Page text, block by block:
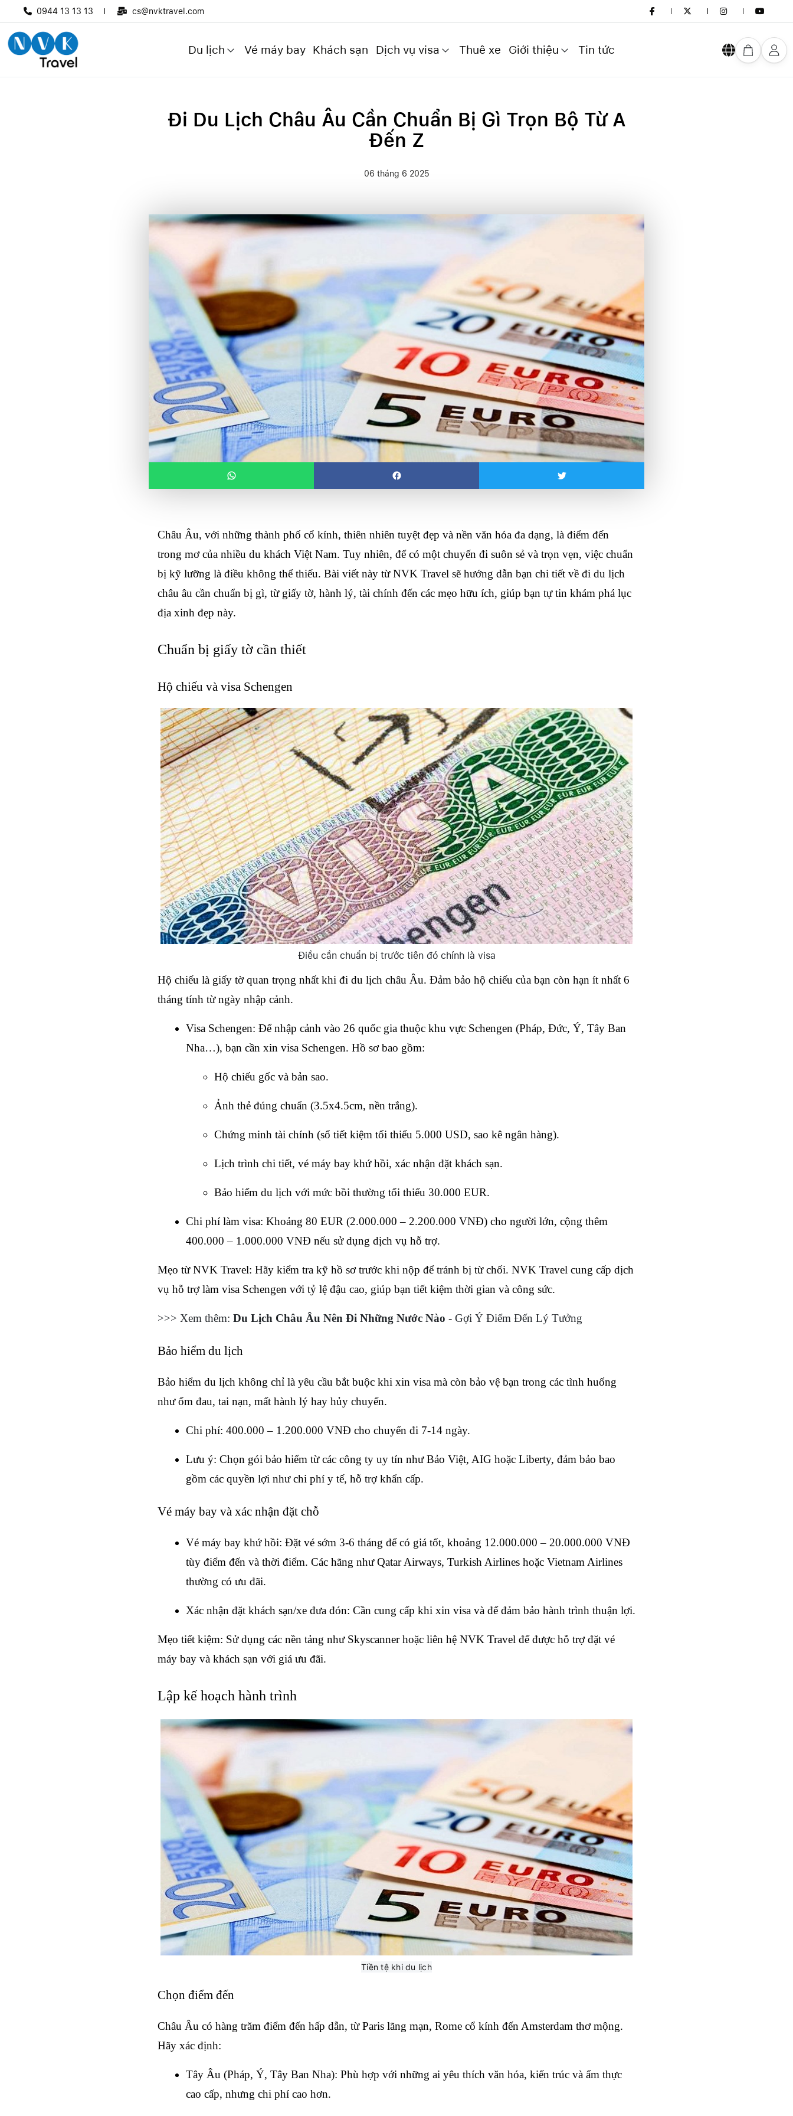
0944 13 13 13 cs@nvktravel.com
Du lịch Vé máy bay Khách sạn Dịch vụ visa Thuê xe Giới thiệu Tin tức
Đi Du Lịch Châu Âu Cần Chuẩn Bị Gì Trọn Bộ Từ A
Đến Z
06 tháng 6 2025
Châu Âu, với những thành phố cổ kính, thiên nhiên tuyệt đẹp và nền văn hóa đa dạng, là điểm đến
trong mơ của nhiều du khách Việt Nam. Tuy nhiên, để có một chuyến đi suôn sẻ và trọn vẹn, việc chuẩn
bị kỹ lưỡng là điều không thể thiếu. Bài viết này từ NVK Travel sẽ hướng dẫn bạn chi tiết về đi du lịch
châu âu cần chuẩn bị gì, từ giấy tờ, hành lý, tài chính đến các mẹo hữu ích, giúp bạn tự tin khám phá lục
địa xinh đẹp này.
Chuẩn bị giấy tờ cần thiết
Hộ chiếu và visa Schengen
Điều cần chuẩn bị trước tiên đó chính là visa
Hộ chiếu là giấy tờ quan trọng nhất khi đi du lịch châu Âu. Đảm bảo hộ chiếu của bạn còn hạn ít nhất 6
tháng tính từ ngày nhập cảnh.
Visa Schengen: Để nhập cảnh vào 26 quốc gia thuộc khu vực Schengen (Pháp, Đức, Ý, Tây Ban
Nha…), bạn cần xin visa Schengen. Hồ sơ bao gồm:
Hộ chiếu gốc và bản sao.
Ảnh thẻ đúng chuẩn (3.5x4.5cm, nền trắng).
Chứng minh tài chính (sổ tiết kiệm tối thiểu 5.000 USD, sao kê ngân hàng).
Lịch trình chi tiết, vé máy bay khứ hồi, xác nhận đặt khách sạn.
Bảo hiểm du lịch với mức bồi thường tối thiểu 30.000 EUR.
Chi phí làm visa: Khoảng 80 EUR (2.000.000 – 2.200.000 VNĐ) cho người lớn, cộng thêm
400.000 – 1.000.000 VNĐ nếu sử dụng dịch vụ hỗ trợ.
Mẹo từ NVK Travel: Hãy kiểm tra kỹ hồ sơ trước khi nộp để tránh bị từ chối. NVK Travel cung cấp dịch
vụ hỗ trợ làm visa Schengen với tỷ lệ đậu cao, giúp bạn tiết kiệm thời gian và công sức.
>>> Xem thêm: Du Lịch Châu Âu Nên Đi Những Nước Nào - Gợi Ý Điểm Đến Lý Tưởng
Bảo hiểm du lịch
Bảo hiểm du lịch không chỉ là yêu cầu bắt buộc khi xin visa mà còn bảo vệ bạn trong các tình huống
như ốm đau, tai nạn, mất hành lý hay hủy chuyến.
Chi phí: 400.000 – 1.200.000 VNĐ cho chuyến đi 7-14 ngày.
Lưu ý: Chọn gói bảo hiểm từ các công ty uy tín như Bảo Việt, AIG hoặc Liberty, đảm bảo bao
gồm các quyền lợi như chi phí y tế, hỗ trợ khẩn cấp.
Vé máy bay và xác nhận đặt chỗ
Vé máy bay khứ hồi: Đặt vé sớm 3-6 tháng để có giá tốt, khoảng 12.000.000 – 20.000.000 VNĐ
tùy điểm đến và thời điểm. Các hãng như Qatar Airways, Turkish Airlines hoặc Vietnam Airlines
thường có ưu đãi.
Xác nhận đặt khách sạn/xe đưa đón: Cần cung cấp khi xin visa và để đảm bảo hành trình thuận lợi.
Mẹo tiết kiệm: Sử dụng các nền tảng như Skyscanner hoặc liên hệ NVK Travel để được hỗ trợ đặt vé
máy bay và khách sạn với giá ưu đãi.
Lập kế hoạch hành trình
Tiền tệ khi du lịch
Chọn điểm đến
Châu Âu có hàng trăm điểm đến hấp dẫn, từ Paris lãng mạn, Rome cổ kính đến Amsterdam thơ mộng.
Hãy xác định:
Tây Âu (Pháp, Ý, Tây Ban Nha): Phù hợp với những ai yêu thích văn hóa, kiến trúc và ẩm thực
cao cấp, nhưng chi phí cao hơn.